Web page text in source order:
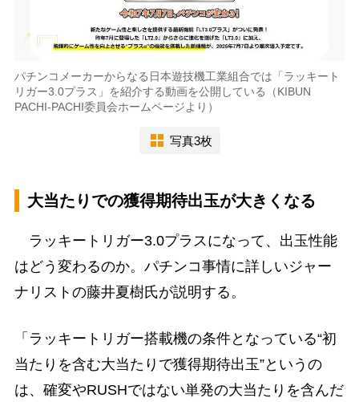
パチンコメーカーからなる日本遊技機工業組合では「ラッキート
リガー3.0プラス」を紹介する動画を公開している（KIBUN
PACHI-PACHI委員会ホームページより）
写真3枚
大当たりでの獲得期待出玉が大きくなる
ラッキートリガー3.0プラスになって、出玉性能
はどう変わるのか。パチンコ事情に詳しいジャー
ナリストの藤井夏樹氏が説明する。
「ラッキートリガー搭載機の条件となっている“初
当たりを含む大当たりで獲得期待出玉”というの
は、確変やRUSHではない単発の大当たりを含んだ